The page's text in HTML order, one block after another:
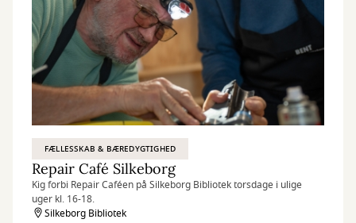
FÆLLESSKAB & BÆREDYGTIGHED
Repair Café Silkeborg
Kig forbi Repair Caféen på Silkeborg Bibliotek torsdage i ulige
uger kl. 16-18.
Silkeborg Bibliotek